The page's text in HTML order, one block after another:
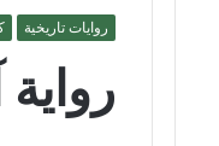
روايات تاريخية